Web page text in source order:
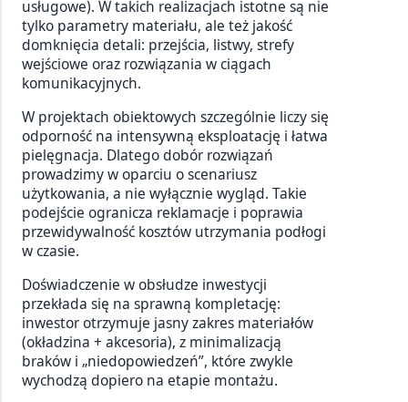
usługowe). W takich realizacjach istotne są nie
tylko parametry materiału, ale też jakość
domknięcia detali: przejścia, listwy, strefy
wejściowe oraz rozwiązania w ciągach
komunikacyjnych.
W projektach obiektowych szczególnie liczy się
odporność na intensywną eksploatację i łatwa
pielęgnacja. Dlatego dobór rozwiązań
prowadzimy w oparciu o scenariusz
użytkowania, a nie wyłącznie wygląd. Takie
podejście ogranicza reklamacje i poprawia
przewidywalność kosztów utrzymania podłogi
w czasie.
Doświadczenie w obsłudze inwestycji
przekłada się na sprawną kompletację:
inwestor otrzymuje jasny zakres materiałów
(okładzina + akcesoria), z minimalizacją
braków i „niedopowiedzeń”, które zwykle
wychodzą dopiero na etapie montażu.